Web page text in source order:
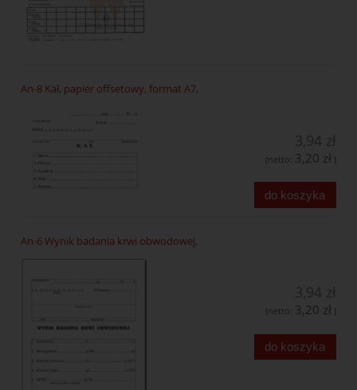
An-8 Kał, papier offsetowy, format A7,
(netto: 3,20 zł )
do koszyka
An-6 Wynik badania krwi obwodowej,
(netto: 3,20 zł )
do koszyka